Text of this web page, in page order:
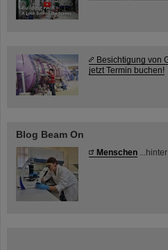
Besichtigung von
jetzt Termin buchen!
Blog Beam On
Menschen